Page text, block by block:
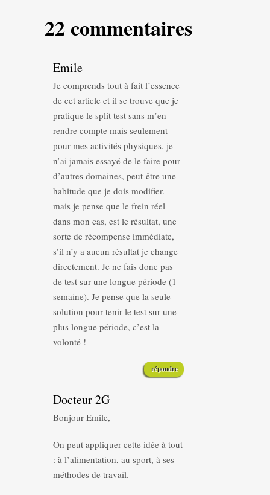
22 commentaires
Emile
Je comprends tout à fait l’essence
de cet article et il se trouve que je
pratique le split test sans m’en
rendre compte mais seulement
pour mes activités physiques. je
n’ai jamais essayé de le faire pour
d’autres domaines, peut-être une
habitude que je dois modifier.
mais je pense que le frein réel
dans mon cas, est le résultat, une
sorte de récompense immédiate,
s’il n’y a aucun résultat je change
directement. Je ne fais donc pas
de test sur une longue période (1
semaine). Je pense que la seule
solution pour tenir le test sur une
plus longue période, c’est la
volonté !
répondre
Docteur 2G
Bonjour Emile,
On peut appliquer cette idée à tout
: à l’alimentation, au sport, à ses
méthodes de travail.